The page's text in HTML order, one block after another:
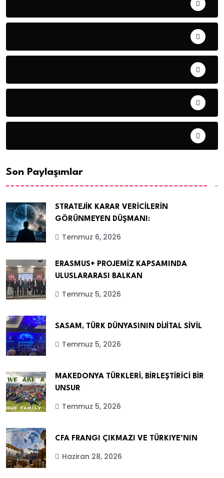
Son Paylaşımlar
STRATEJİK KARAR VERİCİLERİN
GÖRÜNMEYEN DÜŞMANI:
Temmuz 6, 2026
ERASMUS+ PROJEMİZ KAPSAMINDA
ULUSLARARASI BALKAN
Temmuz 5, 2026
SASAM, TÜRK DÜNYASININ DİJİTAL SİVİL
Temmuz 5, 2026
MAKEDONYA TÜRKLERİ, BİRLEŞTİRİCİ BİR
UNSUR
Temmuz 5, 2026
CFA FRANGI ÇIKMAZI VE TÜRKIYE’NIN
Haziran 28, 2026